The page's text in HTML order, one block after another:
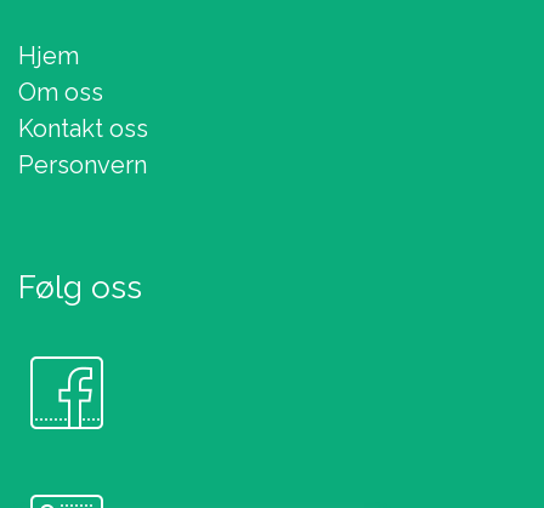
Hjem
Om oss
Kontakt oss
Personvern
Følg oss